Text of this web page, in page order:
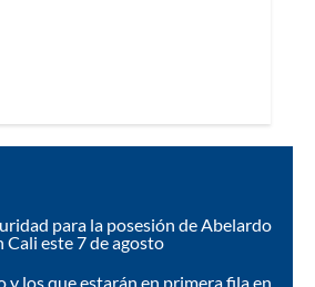
para la posesión de Abelardo
Cali este 7 de agosto
los que estarán en primera fila en